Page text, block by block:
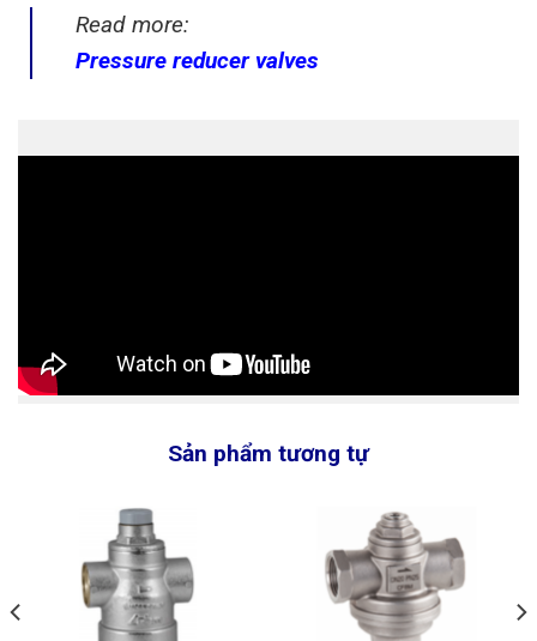
Read more:
Pressure reducer valves
Sản phẩm tương tự